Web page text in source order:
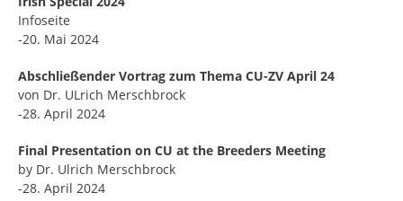
Infoseite
-20. Mai 2024
Abschließender Vortrag zum Thema CU-ZV April 24
von Dr. ULrich Merschbrock
-28. April 2024
Final Presentation on CU at the Breeders Meeting
by Dr. Ulrich Merschbrock
-28. April 2024